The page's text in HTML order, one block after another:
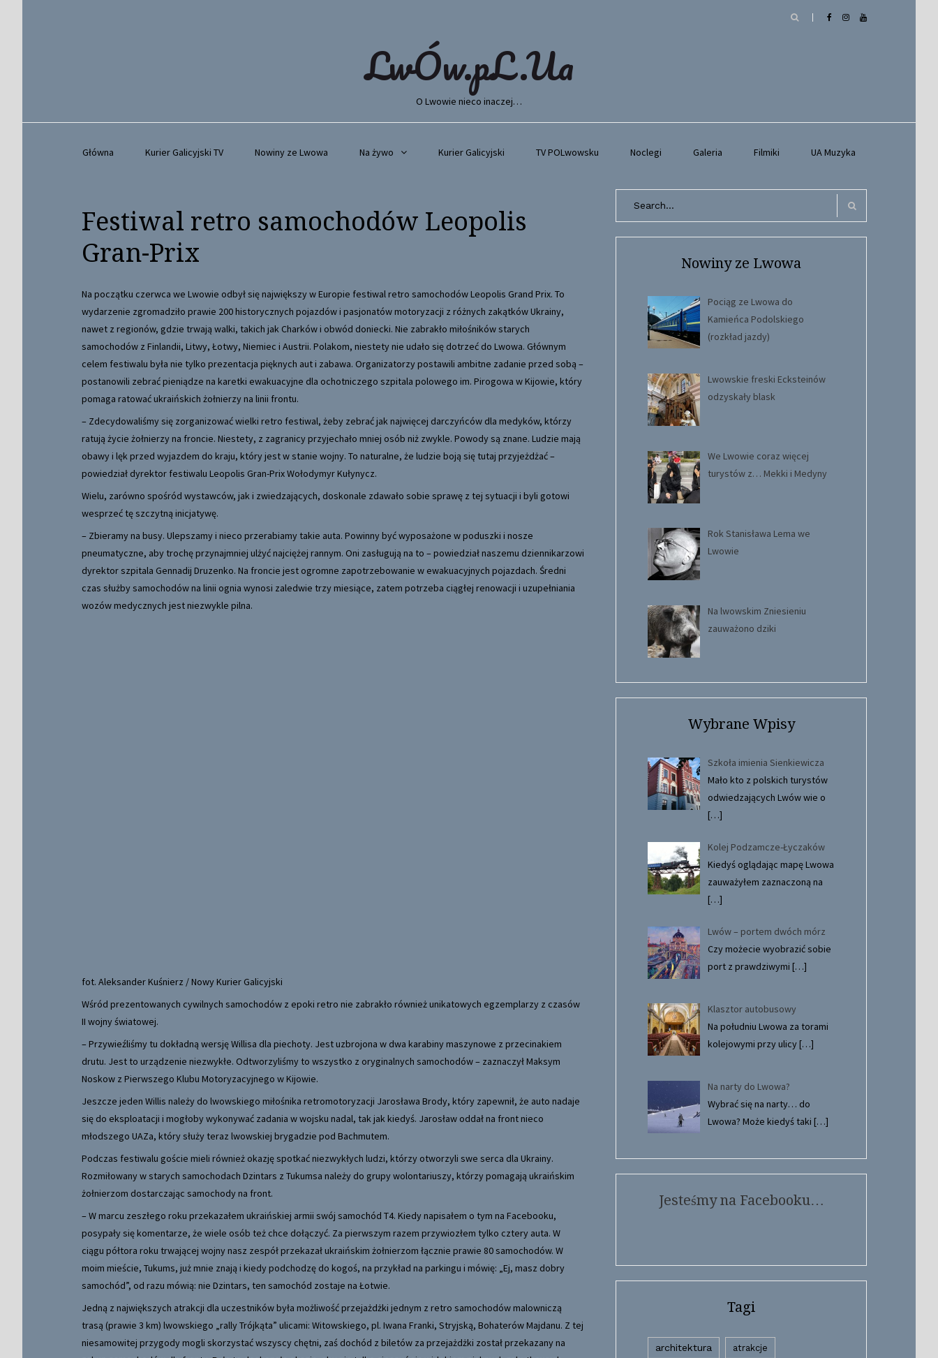
LwÓw.pL.Ua
O Lwowie nieco inaczej…
Główna Kurier Galicyjski TV Nowiny ze Lwowa Na żywo Kurier Galicyjski TV POLwowsku Noclegi Galeria Filmiki UA Muzyka
Festiwal retro samochodów Leopolis
Gran-Prix
Na początku czerwca we Lwowie odbył się największy w Europie festiwal retro samochodów Leopolis Grand Prix. To
wydarzenie zgromadziło prawie 200 historycznych pojazdów i pasjonatów motoryzacji z różnych zakątków Ukrainy,
nawet z regionów, gdzie trwają walki, takich jak Charków i obwód doniecki. Nie zabrakło miłośników starych
samochodów z Finlandii, Litwy, Łotwy, Niemiec i Austrii. Polakom, niestety nie udało się dotrzeć do Lwowa. Głównym
celem festiwalu była nie tylko prezentacja pięknych aut i zabawa. Organizatorzy postawili ambitne zadanie przed sobą –
postanowili zebrać pieniądze na karetki ewakuacyjne dla ochotniczego szpitala polowego im. Pirogowa w Kijowie, który
pomaga ratować ukraińskich żołnierzy na linii frontu.
– Zdecydowaliśmy się zorganizować wielki retro festiwal, żeby zebrać jak najwięcej darczyńców dla medyków, którzy
ratują życie żołnierzy na froncie. Niestety, z zagranicy przyjechało mniej osób niż zwykle. Powody są znane. Ludzie mają
obawy i lęk przed wyjazdem do kraju, który jest w stanie wojny. To naturalne, że ludzie boją się tutaj przyjeżdżać –
powiedział dyrektor festiwalu Leopolis Gran-Prix Wołodymyr Kułynycz.
Wielu, zarówno spośród wystawców, jak i zwiedzających, doskonale zdawało sobie sprawę z tej sytuacji i byli gotowi
wesprzeć tę szczytną inicjatywę.
– Zbieramy na busy. Ulepszamy i nieco przerabiamy takie auta. Powinny być wyposażone w poduszki i nosze
pneumatyczne, aby trochę przynajmniej ulżyć najciężej rannym. Oni zasługują na to – powiedział naszemu dziennikarzowi
dyrektor szpitala Gennadij Druzenko. Na froncie jest ogromne zapotrzebowanie w ewakuacyjnych pojazdach. Średni
czas służby samochodów na linii ognia wynosi zaledwie trzy miesiące, zatem potrzeba ciągłej renowacji i uzupełniania
wozów medycznych jest niezwykle pilna.
fot. Aleksander Kuśnierz / Nowy Kurier Galicyjski
Wśród prezentowanych cywilnych samochodów z epoki retro nie zabrakło również unikatowych egzemplarzy z czasów
II wojny światowej.
– Przywieźliśmy tu dokładną wersję Willisa dla piechoty. Jest uzbrojona w dwa karabiny maszynowe z przecinakiem
drutu. Jest to urządzenie niezwykłe. Odtworzyliśmy to wszystko z oryginalnych samochodów – zaznaczył Maksym
Noskow z Pierwszego Klubu Motoryzacyjnego w Kijowie.
Jeszcze jeden Willis należy do lwowskiego miłośnika retromotoryzacji Jarosława Brody, który zapewnił, że auto nadaje
się do eksploatacji i mogłoby wykonywać zadania w wojsku nadal, tak jak kiedyś. Jarosław oddał na front nieco
młodszego UAZa, który służy teraz lwowskiej brygadzie pod Bachmutem.
Podczas festiwalu goście mieli również okazję spotkać niezwykłych ludzi, którzy otworzyli swe serca dla Ukrainy.
Rozmiłowany w starych samochodach Dzintars z Tukumsa należy do grupy wolontariuszy, którzy pomagają ukraińskim
żołnierzom dostarczając samochody na front.
– W marcu zeszłego roku przekazałem ukraińskiej armii swój samochód T4. Kiedy napisałem o tym na Facebooku,
posypały się komentarze, że wiele osób też chce dołączyć. Za pierwszym razem przywiozłem tylko cztery auta. W
ciągu półtora roku trwającej wojny nasz zespół przekazał ukraińskim żołnierzom łącznie prawie 80 samochodów. W
moim mieście, Tukums, już mnie znają i kiedy podchodzę do kogoś, na przykład na parkingu i mówię: „Ej, masz dobry
samochód”, od razu mówią: nie Dzintars, ten samochód zostaje na Łotwie.
Jedną z największych atrakcji dla uczestników była możliwość przejażdżki jednym z retro samochodów malowniczą
trasą (prawie 3 km) lwowskiego „rally Trójkąta” ulicami: Witowskiego, pl. Iwana Franki, Stryjską, Bohaterów Majdanu. Z tej
niesamowitej przygody mogli skorzystać wszyscy chętni, zaś dochód z biletów za przejażdżki został przekazany na
Search
Nowiny ze Lwowa
Pociąg ze Lwowa do
Kamieńca Podolskiego
(rozkład jazdy)
Lwowskie freski Ecksteinów
odzyskały blask
We Lwowie coraz więcej
turystów z… Mekki i Medyny
Rok Stanisława Lema we
Lwowie
Na lwowskim Zniesieniu
zauważono dziki
Wybrane Wpisy
Szkoła imienia Sienkiewicza
Mało kto z polskich turystów
odwiedzających Lwów wie o
[…]
Kolej Podzamcze-Łyczaków
Kiedyś oglądając mapę Lwowa
zauważyłem zaznaczoną na
[…]
Lwów – portem dwóch mórz
Czy możecie wyobrazić sobie
port z prawdziwymi […]
Klasztor autobusowy
Na południu Lwowa za torami
kolejowymi przy ulicy[…]
Na narty do Lwowa?
Wybrać się na narty… do
Lwowa? Może kiedyś taki […]
Jesteśmy na Facebooku…
Tagi
architektura atrakcje